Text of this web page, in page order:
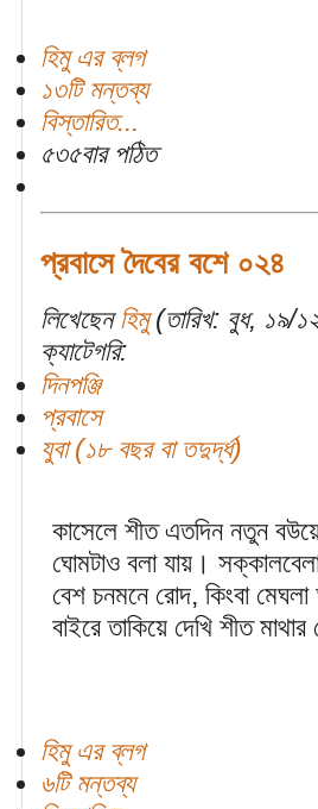
হিমু এর ব্লগ
১৩টি মন্তব্য
বিস্তারিত...
৫৩৫বার পঠিত
প্রবাসে দৈবের বশে ০২৪
লিখেছেনহিমু(তারিখ: বুধ, ১৯/
ক্যাটেগরি:
দিনপঞ্জি
প্রবাসে
যুবা (১৮ বছর বা তদুর্দ্ধ)
কাসেলে শীত এতদিন নতুন
ঘোমটাও বলা যায়।
বেশ চনমনে রোদ, কিংবা
বাইরে তাকিয়ে দেখি শীত
হিমু এর ব্লগ
৬টি মন্তব্য